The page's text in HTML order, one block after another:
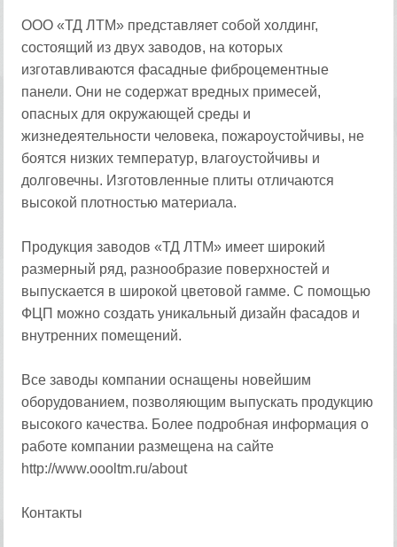
ООО «ТД ЛТМ» представляет собой холдинг,
состоящий из двух заводов, на которых
изготавливаются фасадные фиброцементные
панели. Они не содержат вредных примесей,
опасных для окружающей среды и
жизнедеятельности человека, пожароустойчивы, не
боятся низких температур, влагоустойчивы и
долговечны. Изготовленные плиты отличаются
высокой плотностью материала.
Продукция заводов «ТД ЛТМ» имеет широкий
размерный ряд, разнообразие поверхностей и
выпускается в широкой цветовой гамме. С помощью
ФЦП можно создать уникальный дизайн фасадов и
внутренних помещений.
Все заводы компании оснащены новейшим
оборудованием, позволяющим выпускать продукцию
высокого качества. Более подробная информация о
работе компании размещена на сайте
http://www.oooltm.ru/about
Контакты